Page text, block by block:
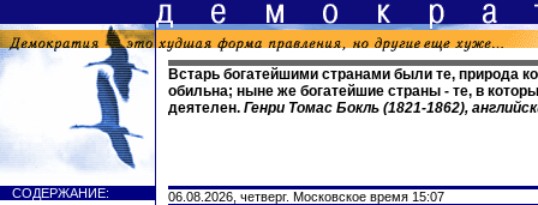
Встарь богатейшими странами были те, природа
обильна; ныне же богатейшие страны - те, в
деятелен. Генри Томас Бокль (1821-1862),
СОДЕРЖАНИЕ:
06.08.2026, четверг. Московское время 15:07